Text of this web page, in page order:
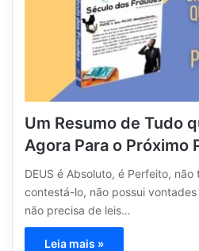
Um Resumo de Tudo
Agora Para o Próximo
DEUS é Absoluto, é Perfeito,
contestá-lo, não possui
não precisa de leis…
Leia mais »